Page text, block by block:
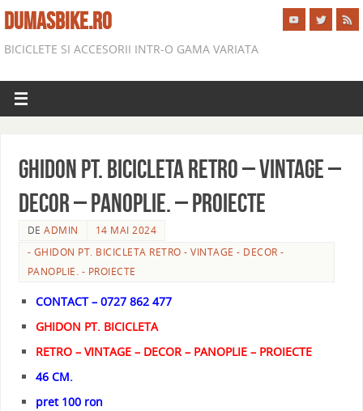
DUMASBIKE.RO
BICICLETE SI ACCESORII INTR-O GAMA VARIATA
GHIDON PT. BICICLETA RETRO – VINTAGE –
DECOR – PANOPLIE. – PROIECTE
DEADMIN
14 MAI 2024
- GHIDON PT. BICICLETA RETRO - VINTAGE - DECOR -
PANOPLIE. - PROIECTE
CONTACT – 0727 862 477
GHIDON PT. BICICLETA
RETRO – VINTAGE – DECOR – PANOPLIE – PROIECTE
46 CM.
pret 100 ron